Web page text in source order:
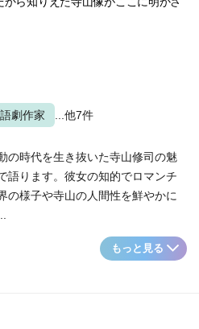
劇作家 ...他7件
の時代を生き抜いた寺山修司の魅
語ります。彼女の知的でロマンチ
の様子や寺山の人間性を鮮やかに
もっと見る